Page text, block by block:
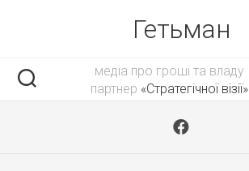
Гетьман
медіа про гроші та владу
партнер «Стратегічної візії»